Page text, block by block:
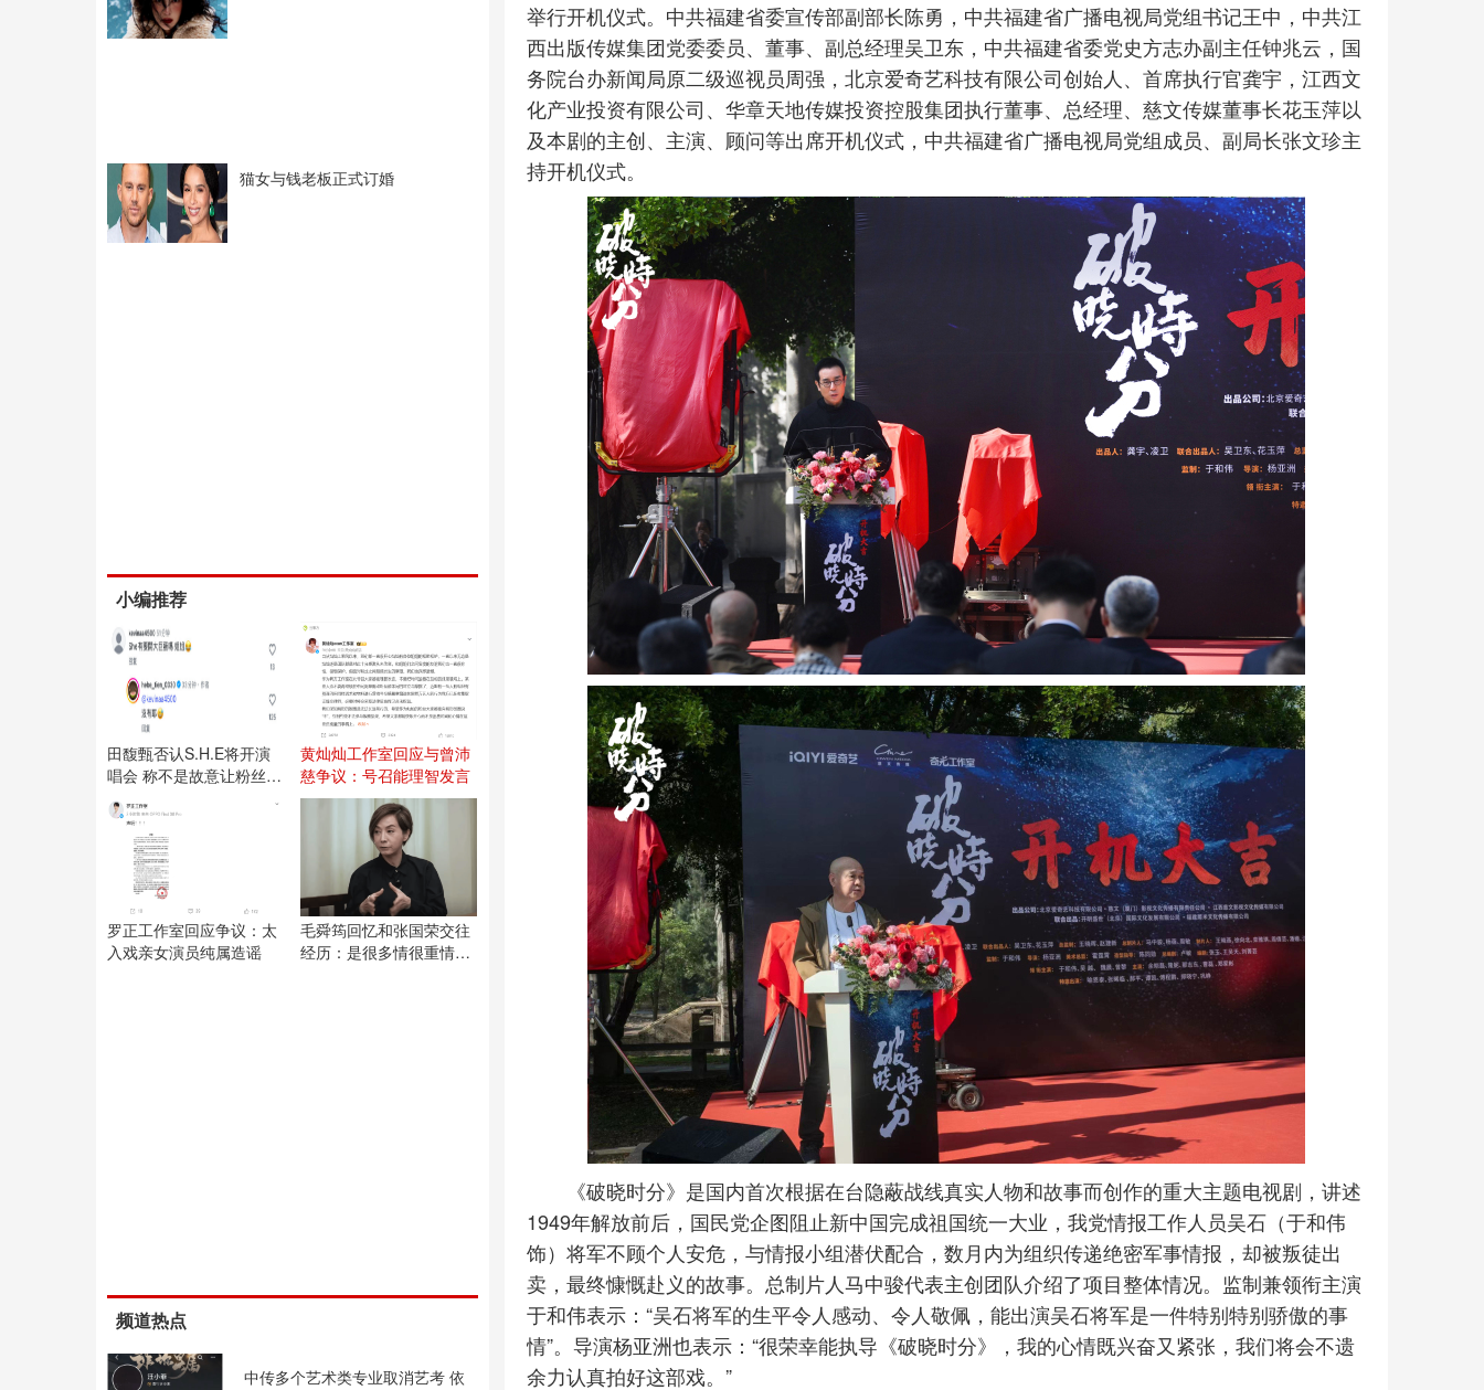
猫女与钱老板正式订婚
小编推荐
田馥甄否认S.H.E将开演
唱会 称不是故意让粉丝失
望
黄灿灿工作室回应与曾沛
慈争议：号召能理智发言
罗正工作室回应争议：太
入戏亲女演员纯属造谣
毛舜筠回忆和张国荣交往
经历：是很多情很重情的
频道热点
中传多个艺术类专业取消艺考 依
举行开机仪式。中共福建省委宣传部副部长陈勇，中共福建省广播电视局党组书记王中，中共江
西出版传媒集团党委委员、董事、副总经理吴卫东，中共福建省委党史方志办副主任钟兆云，国
务院台办新闻局原二级巡视员周强，北京爱奇艺科技有限公司创始人、首席执行官龚宇，江西文
化产业投资有限公司、华章天地传媒投资控股集团执行董事、总经理、慈文传媒董事长花玉萍以
及本剧的主创、主演、顾问等出席开机仪式，中共福建省广播电视局党组成员、副局长张文珍主
持开机仪式。
《破晓时分》是国内首次根据在台隐蔽战线真实人物和故事而创作的重大主题电视剧，讲述
1949年解放前后，国民党企图阻止新中国完成祖国统一大业，我党情报工作人员吴石（于和伟
饰）将军不顾个人安危，与情报小组潜伏配合，数月内为组织传递绝密军事情报，却被叛徒出
卖，最终慷慨赴义的故事。总制片人马中骏代表主创团队介绍了项目整体情况。监制兼领衔主演
于和伟表示：“吴石将军的生平令人感动、令人敬佩，能出演吴石将军是一件特别特别骄傲的事
情”。导演杨亚洲也表示：“很荣幸能执导《破晓时分》，我的心情既兴奋又紧张，我们将会不遗
余力认真拍好这部戏。”